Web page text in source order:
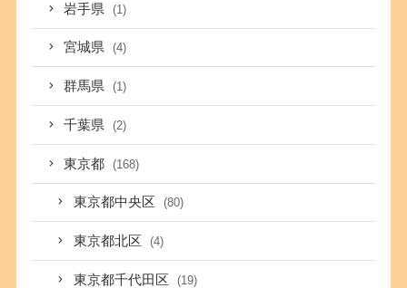
岩手県 (1)
宮城県 (4)
群馬県 (1)
千葉県 (2)
東京都 (168)
東京都中央区 (80)
東京都北区 (4)
東京都千代田区 (19)